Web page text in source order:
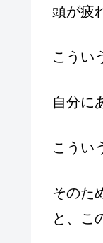
頭が疲
こうい
自分に
こうい
そのた
と、こ